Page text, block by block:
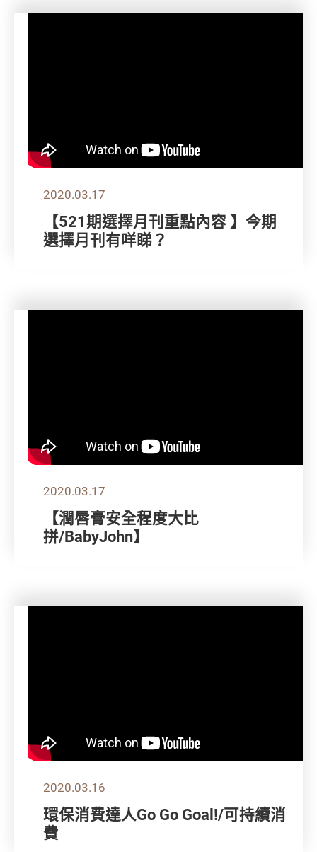
2020.03.17
【521期選擇月刊重點內容 】今期
選擇月刊有咩睇？
2020.03.17
【潤唇膏安全程度大比
拼/BabyJohn】
2020.03.16
環保消費達人Go Go Goal!/可持續消
費